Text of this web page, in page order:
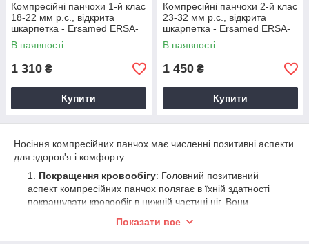
Компресійні панчохи 1-й клас
18-22 мм р.с., відкрита
шкарпетка - Ersamed ERSA-
507-1
В наявності
1 310 ₴
Купити
Компресійні панчохи 2-й клас
23-32 мм р.с., відкрита
шкарпетка - Ersamed ERSA-
510-1 ЧОРНІ
В наявності
1 450 ₴
Купити
Носіння компресійних панчох має численні позитивні аспекти
для здоров'я і комфорту:
Покращення кровообігу: Головний позитивний
аспект компресійних панчох полягає в їхній здатності
покращувати кровообіг в нижній частині ніг. Вони
до верхньої частини панчохи, що сприяє виносу
Показати все